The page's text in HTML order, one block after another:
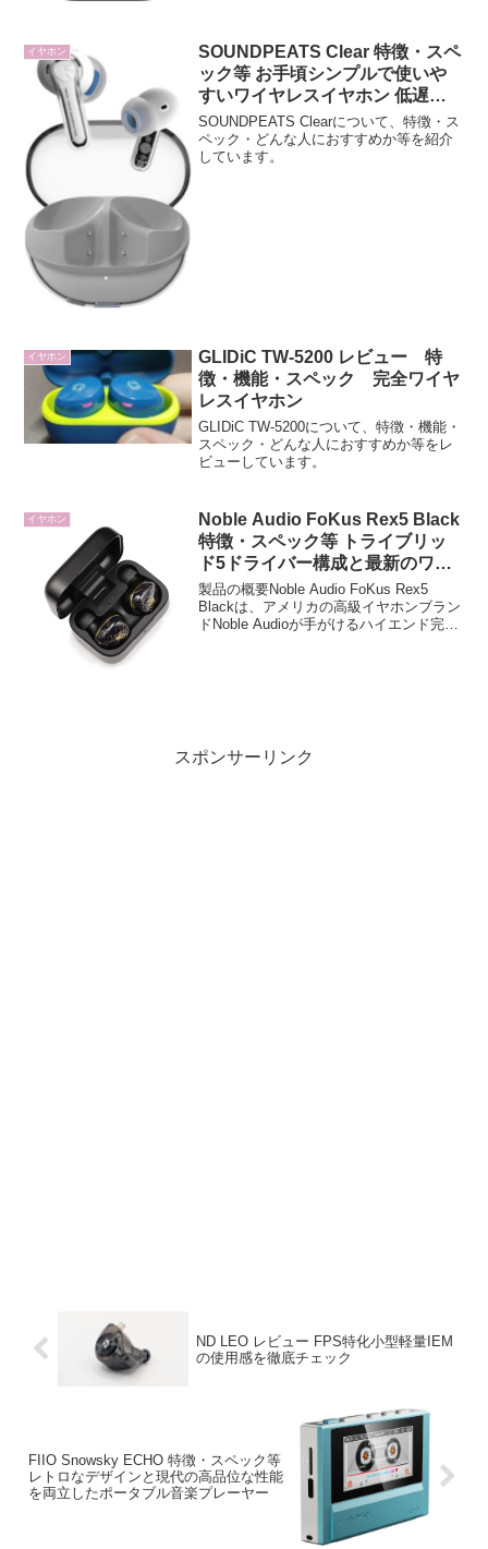
イヤホン
SOUNDPEATS Clear 特徴・スペ
ック等 お手頃シンプルで使いや
すいワイヤレスイヤホン 低遅延
ゲームモード搭載 サウンドピー
ツ クリア
SOUNDPEATS Clearについて、特徴・ス
ペック・どんな人におすすめか等を紹介
しています。
イヤホン
GLIDiC TW-5200 レビュー 特
徴・機能・スペック 完全ワイヤ
レスイヤホン
GLIDiC TW-5200について、特徴・機能・
スペック・どんな人におすすめか等をレ
ビューしています。
イヤホン
Noble Audio FoKus Rex5 Black
特徴・スペック等 トライブリッ
ド5ドライバー構成と最新のワイ
ヤレス機能を融合したフラッグシ
ップモデルに新色登場
製品の概要Noble Audio FoKus Rex5
Blackは、アメリカの高級イヤホンブラン
ドNoble Audioが手がけるハイエンド完全
スポンサーリンク
ND LEO レビュー FPS特化小型軽量IEM
の使用感を徹底チェック
FIIO Snowsky ECHO 特徴・スペック等
レトロなデザインと現代の高品位な性能
を両立したポータブル音楽プレーヤー